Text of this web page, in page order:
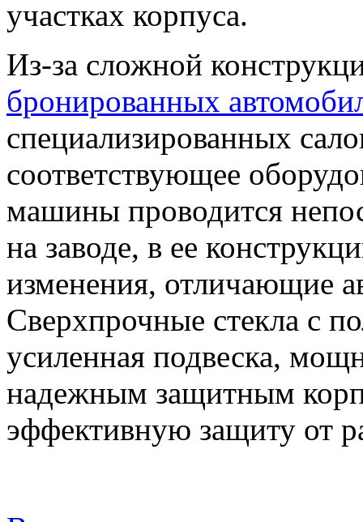
участках корпуса.
Из-за сложной
бронированных
специализированных
соответствующее
машины проводится
на заводе, в ее
изменения, отличающие
Сверхпрочные стекла с
усиленная подвеска,
надежным защитным
эффективную защиту от